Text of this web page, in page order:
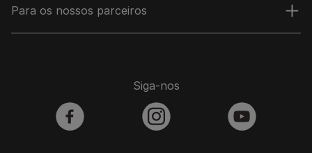
Para os nossos parceiros
Siga-nos
facebook instagram youtube